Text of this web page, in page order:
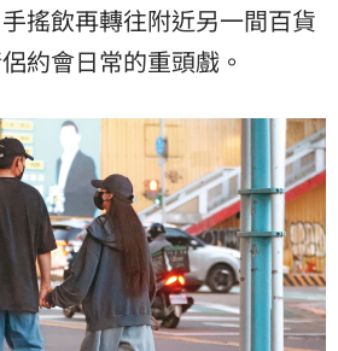
搖飲再轉往附近另一間百貨
約會日常的重頭戲。